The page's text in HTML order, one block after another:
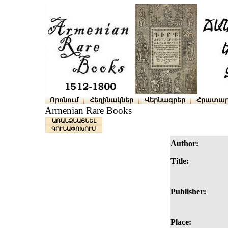
Որոնում Հեղինակներ Վերնագրեր
Armenian Rare Books
ԱՌԱՆՁՆԱՑՆԵԼ
ԳՈՒՆԱՓՈԽՈՒՄ
Author:
Title:
Publisher:
Place: